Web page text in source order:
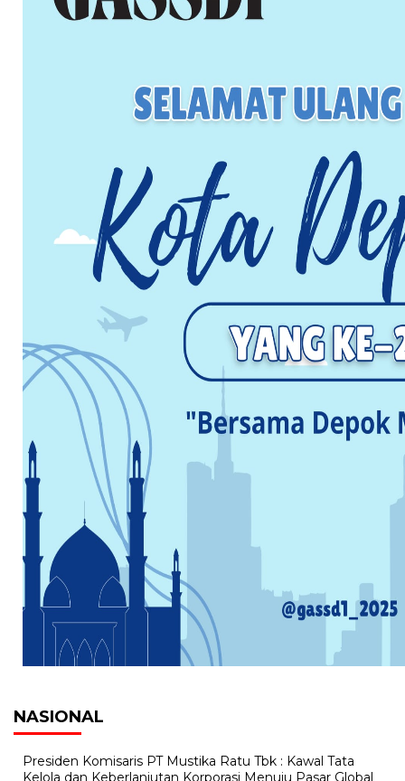
NASIONAL
Presiden Komisaris PT Mustika Ratu Tbk : Kawal Tata
Kelola dan Keberlanjutan Korporasi Menuju Pasar Global